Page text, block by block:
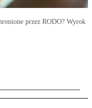
przez RODO? Wyrok